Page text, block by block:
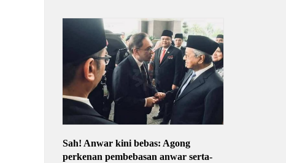
Sah! Anwar kini bebas: Agong
perkenan pembebasan anwar serta-